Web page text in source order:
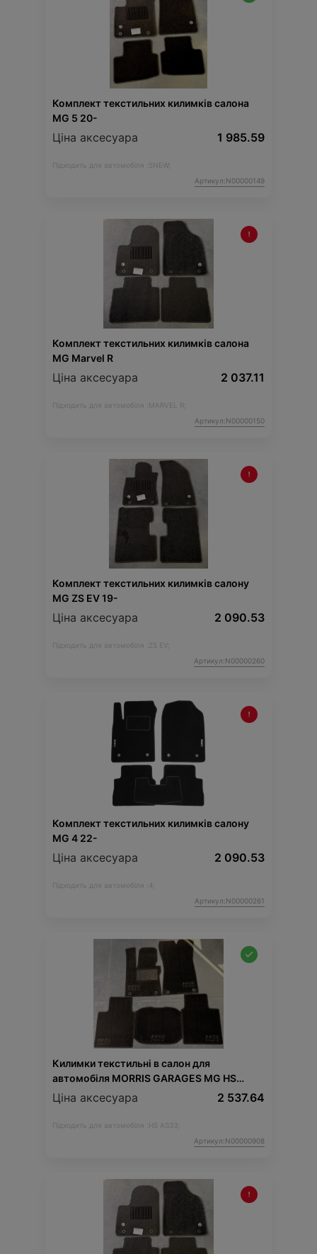
Комплект текстильних килимків салона
MG 5 20-
Ціна аксесуара 1 985.59
Підходить для автомобіля :5NEW;
Артикул:N00000149
Комплект текстильних килимків салона
MG Marvel R
Ціна аксесуара 2 037.11
Підходить для автомобіля :MARVEL R;
Артикул:N00000150
Комплект текстильних килимків салону
MG ZS EV 19-
Ціна аксесуара 2 090.53
Підходить для автомобіля : ZS EV;
Артикул:N00000260
Комплект текстильних килимків салону
MG 4 22-
Ціна аксесуара 2 090.53
Підходить для автомобіля : 4;
Артикул:N00000261
Килимки текстильні в салон для
автомобіля MORRIS GARAGES MG HS
PHEV (чорний)
Ціна аксесуара 2 537.64
Підходить для автомобіля :HS AS33;
Артикул:N00000908